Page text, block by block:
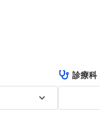
診療科